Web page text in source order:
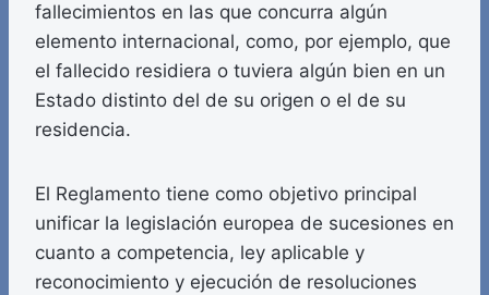
fallecimientos en las que concurra algún
elemento internacional, como, por ejemplo, que
el fallecido residiera o tuviera algún bien en un
Estado distinto del de su origen o el de su
residencia.
El Reglamento tiene como objetivo principal
unificar la legislación europea de sucesiones en
cuanto a competencia, ley aplicable y
reconocimiento y ejecución de resoluciones